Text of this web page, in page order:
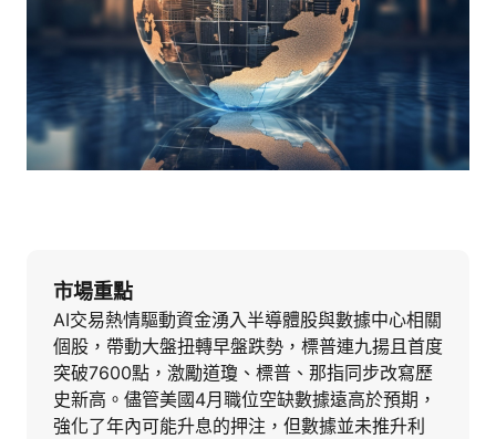
市場重點
AI交易熱情驅動資金湧入半導體股與數據中心相關
個股，帶動大盤扭轉早盤跌勢，標普連九揚且首度
突破7600點，激勵道瓊、標普、那指同步改寫歷
史新高。儘管美國4月職位空缺數據遠高於預期，
強化了年內可能升息的押注，但數據並未推升利